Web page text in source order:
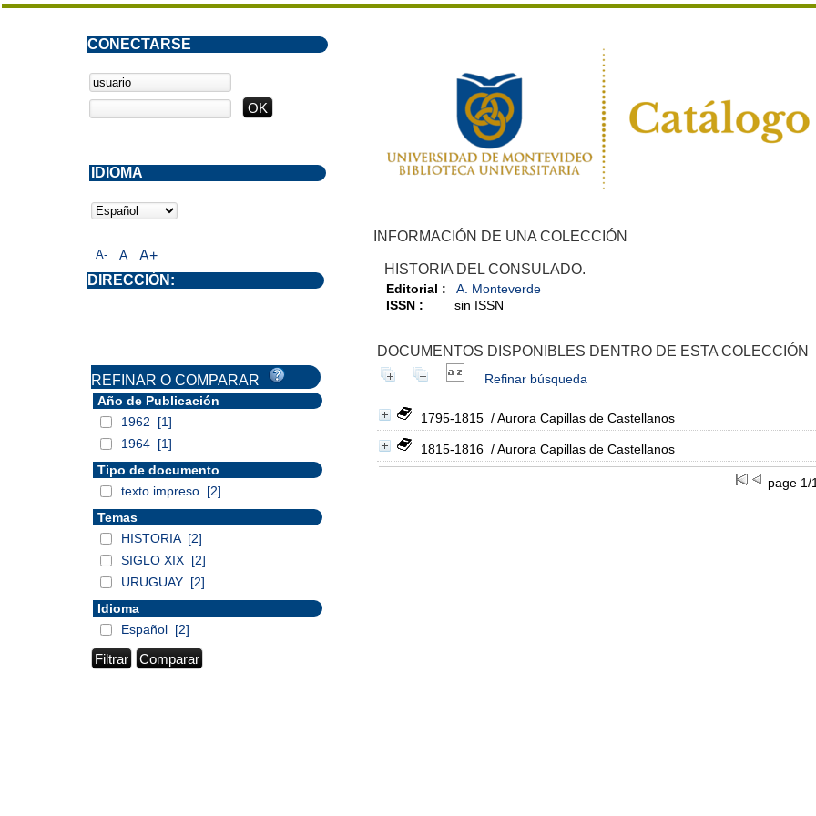
INFORMACIÓN DE UNA COLECCIÓN
HISTORIA DEL CONSULADO.
Editorial :
A. Monteverde
ISSN :
sin ISSN
DOCUMENTOS DISPONIBLES DENTRO DE ESTA COLECCIÓN
Refinar búsqueda
1795-1815 / Aurora Capillas de Castellanos
1815-1816 / Aurora Capillas de Castellanos
page
A- A A+
CONECTARSE
DIRECCIÓN:
IDIOMA
REFINAR O COMPARAR
Año de Publicación
1962
[1]
1964 [1]
Tipo de documento
texto impreso [2]
Temas
HISTORIA [2]
SIGLO XIX [2]
URUGUAY [2]
Idioma
Español [2]